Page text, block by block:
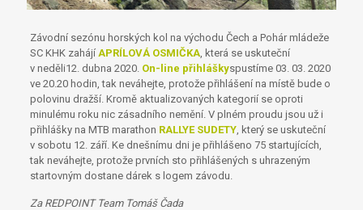
Závodní sezónu horských kol na východu Čech a Pohár mládeže
SC KHK zahájí APRÍLOVÁ OSMIČKA, která se uskuteční
v neděli12. dubna 2020. On-line přihláškyspustíme 03. 03. 2020
ve 20.20 hodin, tak neváhejte, protože přihlášení na místě bude o
polovinu dražší. Kromě aktualizovaných kategorií se oproti
minulému roku nic zásadního nemění. V plném proudu jsou už i
přihlášky na MTB marathon RALLYE SUDETY, který se uskuteční
v sobotu 12. září. Ke dnešnímu dni je přihlášeno 75 startujících,
tak neváhejte, protože prvních sto přihlášených s uhrazeným
startovným dostane dárek s logem závodu.
Za REDPOINT Team Tomáš Čada